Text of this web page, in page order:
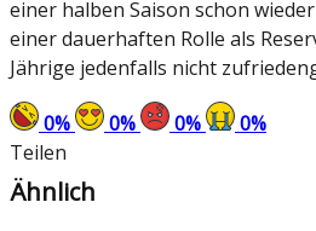
einer halben Saison schon
einer dauerhaften Rolle als
Jährige jedenfalls nicht
0% 0% 0% 0%
Teilen
Ähnlich